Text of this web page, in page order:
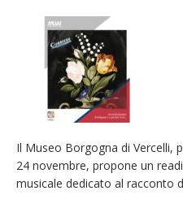
Il Museo Borgogna di Vercelli,
24 novembre, propone un
musicale dedicato al racconto